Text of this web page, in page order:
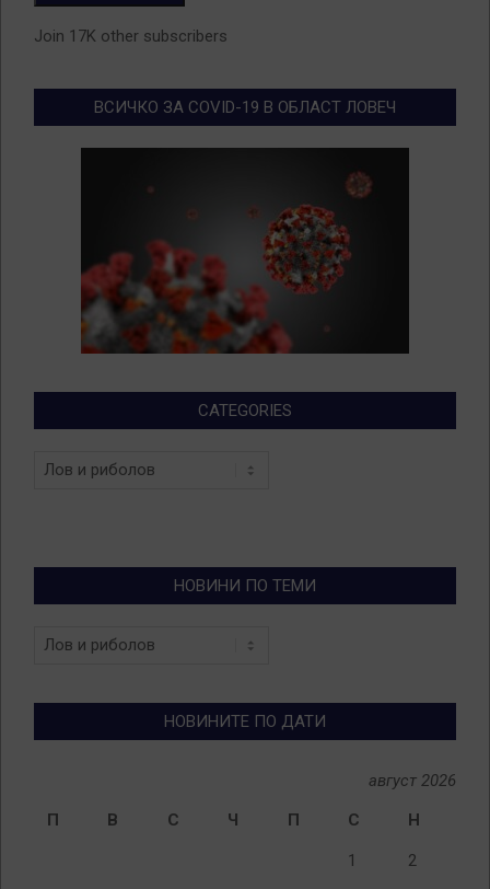
Join 17K other subscribers
ВСИЧКО ЗА COVID-19 В ОБЛАСТ ЛОВЕЧ
CATEGORIES
Categories
НОВИНИ ПО ТЕМИ
Новини
НОВИНИТЕ ПО ДАТИ
август 2026
П
В С Ч П С Н
1 2